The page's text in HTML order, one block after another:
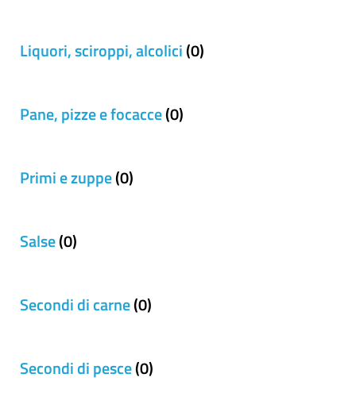
Liquori, sciroppi, alcolici(0)
Pane, pizze e focacce(0)
Primi e zuppe(0)
Salse(0)
Secondi di carne(0)
Secondi di pesce(0)